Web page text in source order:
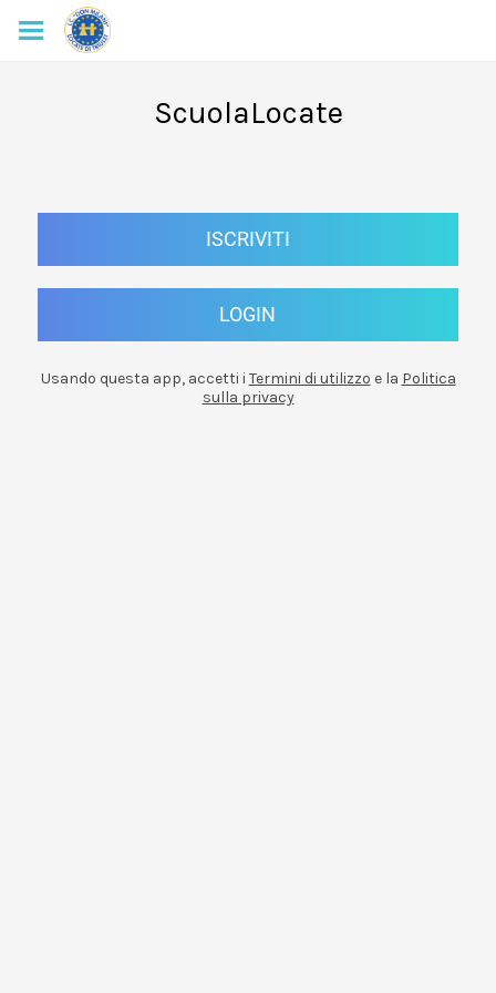
ScuolaLocate
ISCRIVITI
LOGIN
Usando questa app, accetti i Termini di utilizzo e la Politica
sulla privacy